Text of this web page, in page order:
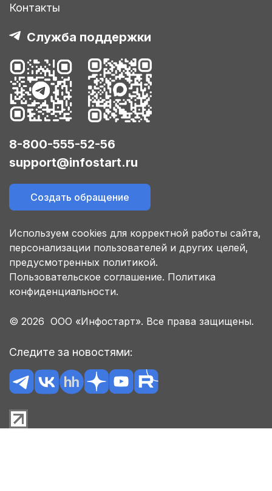
Контакты
Служба поддержки
8-800-555-52-56
support@infostart.ru
Создать обращение
Используем cookies для корректной работы сайта,
персонализации пользователей и других целей,
предусмотренных политикой.
Пользовательское соглашение. Политика
конфиденциальности.
© 2026 ООО «Инфостарт». Все права защищены.
Следите за новостями: